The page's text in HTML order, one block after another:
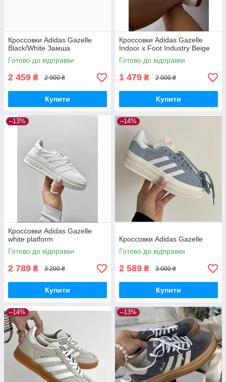
Кроссовки Adidas Gazelle
Black/White Замша
Готово до відправки
2 459 ₴ 2 900 ₴
Купити
Кроссовки Adidas Gazelle
Indoor x Foot Industry Beige
Готово до відправки
1 479 ₴ 2 000 ₴
Купити
–13%
Кроссовки Adidas Gazelle
white platform
Готово до відправки
2 789 ₴ 3 200 ₴
Купити
–14%
Кроссовки Adidas Gazelle
Готово до відправки
2 589 ₴ 3 000 ₴
Купити
–14% –13%